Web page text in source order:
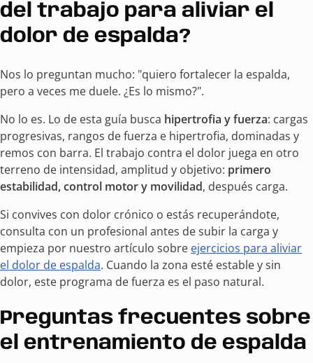
del trabajo para aliviar el
dolor de espalda?
Nos lo preguntan mucho: "quiero fortalecer la espalda,
pero a veces me duele. ¿Es lo mismo?".
No lo es. Lo de esta guía busca hipertrofia y fuerza: cargas
progresivas, rangos de fuerza e hipertrofia, dominadas y
remos con barra. El trabajo contra el dolor juega en otro
terreno de intensidad, amplitud y objetivo: primero
estabilidad, control motor y movilidad, después carga.
Si convives con dolor crónico o estás recuperándote,
consulta con un profesional antes de subir la carga y
empieza por nuestro artículo sobre ejercicios para aliviar
el dolor de espalda. Cuando la zona esté estable y sin
dolor, este programa de fuerza es el paso natural.
Preguntas frecuentes sobre
el entrenamiento de espalda